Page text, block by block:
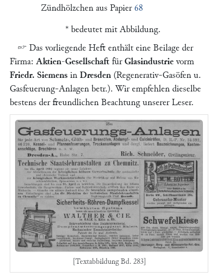
Zündhölzchen aus Papier 68
* bedeutet mit Abbildung.
☞ Das vorliegende Heft enthält eine Beilage der
Firma: Aktien-Gesellschaft für Glasindustrie vorm
Friedr. Siemens in Dresden (Regenerativ-Gasöfen u.
Gasfeuerung-Anlagen betr.). Wir empfehlen dieselbe
bestens der freundlichen Beachtung unserer Leser.
[Textabbildung Bd. 283]